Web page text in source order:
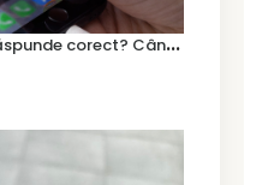
T
ouchscreen-ul nu mai răspunde corect? Când trebuie schimbat display-ul